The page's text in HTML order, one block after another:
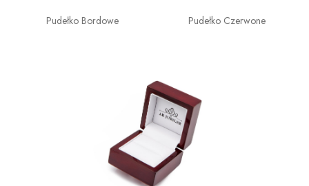
Pudełko Bordowe Pudełko Czerwone